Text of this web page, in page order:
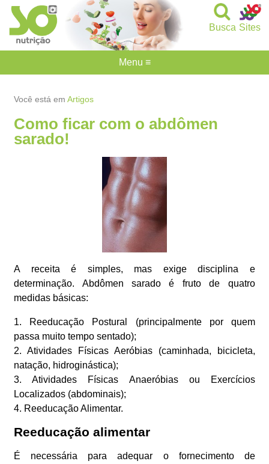
Sites
Busca
Você está emArtigos
Como ficar com o abdômen
sarado!
A receita é simples, mas exige disciplina e
determinação. Abdômen sarado é fruto de quatro
medidas básicas:
1. Reeducação Postural (principalmente por quem
passa muito tempo sentado);
2. Atividades Físicas Aeróbias (caminhada, bicicleta,
natação, hidroginástica);
3. Atividades Físicas Anaeróbias ou Exercícios
Localizados (abdominais);
4. Reeducação Alimentar.
Reeducação alimentar
É necessária para adequar o fornecimento de